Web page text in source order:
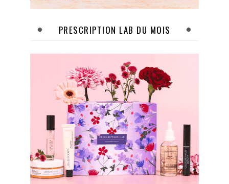
PRESCRIPTION LAB DU MOIS